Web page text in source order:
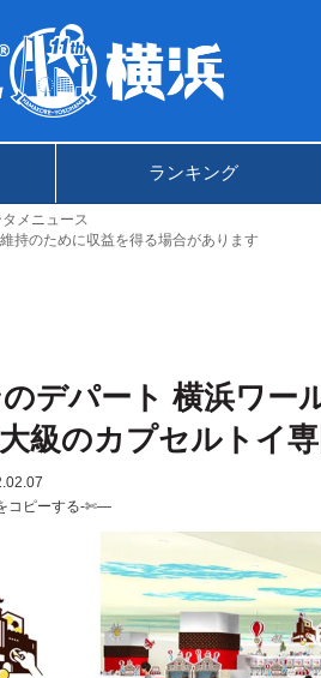
ランキング
メニュース
持のために収益を得る場合があります
デパート 横浜ワー
級のカプセルトイ
コピーする-✄—